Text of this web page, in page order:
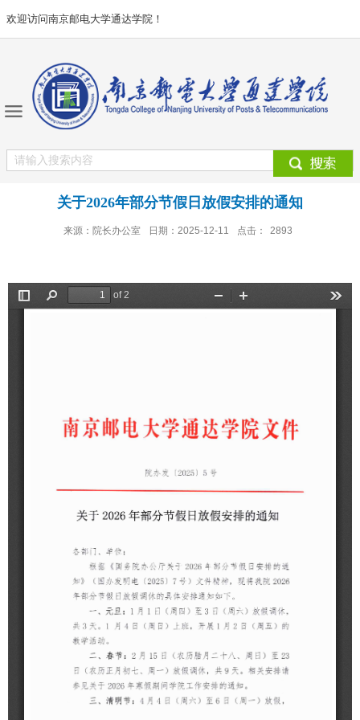
欢迎访问南京邮电大学通达学院！
关于2026年部分节假日放假安排的通知
来源：院长办公室 日期：2025-12-11 点击： 2893